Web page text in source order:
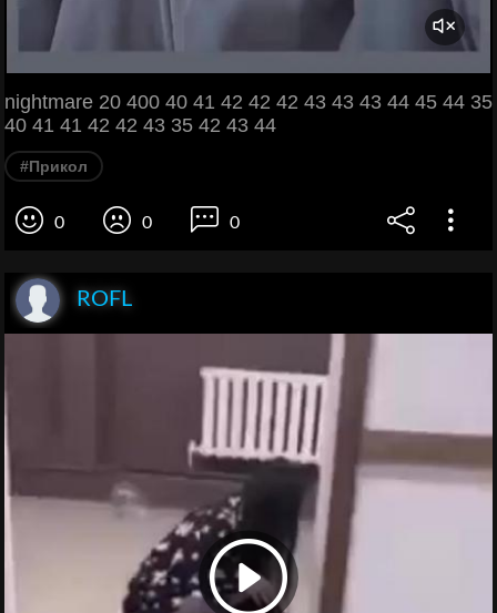
nightmare 20 400 40 41 42 42 42 43 43 43 44 45 44 35
40 41 41 42 42 43 35 42 43 44
#Прикол
0 0 0
ROFL